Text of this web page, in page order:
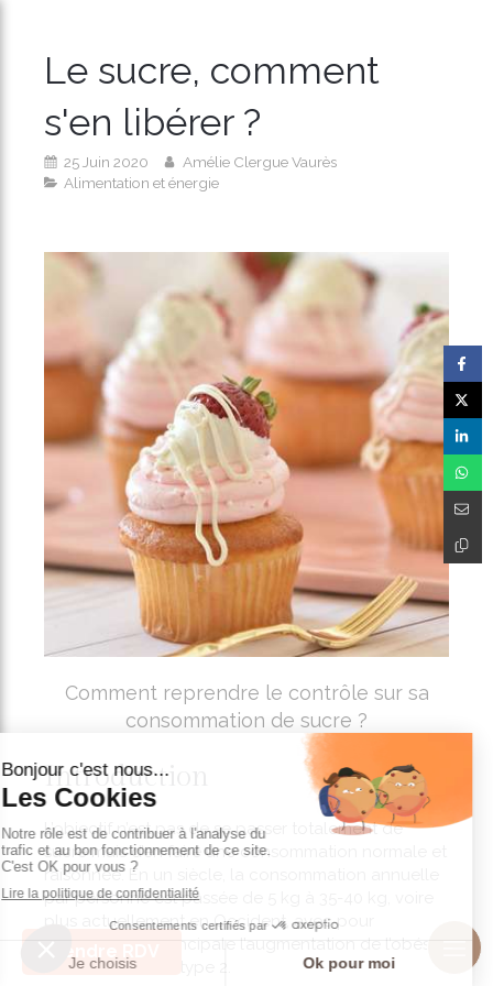
Le sucre, comment
s'en libérer ?
25 Juin 2020
Amélie Clergue Vaurès
Alimentation et énergie
Comment reprendre le contrôle sur sa
consommation de sucre ?
Introduction
L’objectif n’est pas de se passer totalement de
sucre mais d’en faire une consommation normale et
raisonnée. En un siècle, la consommation annuelle
par personne est passée de 5 kg à 35-40 kg, voire
plus actuellement en Occident, avec pour
conséquence principale l’augmentation de l’obésité
et du diabète de type 2.